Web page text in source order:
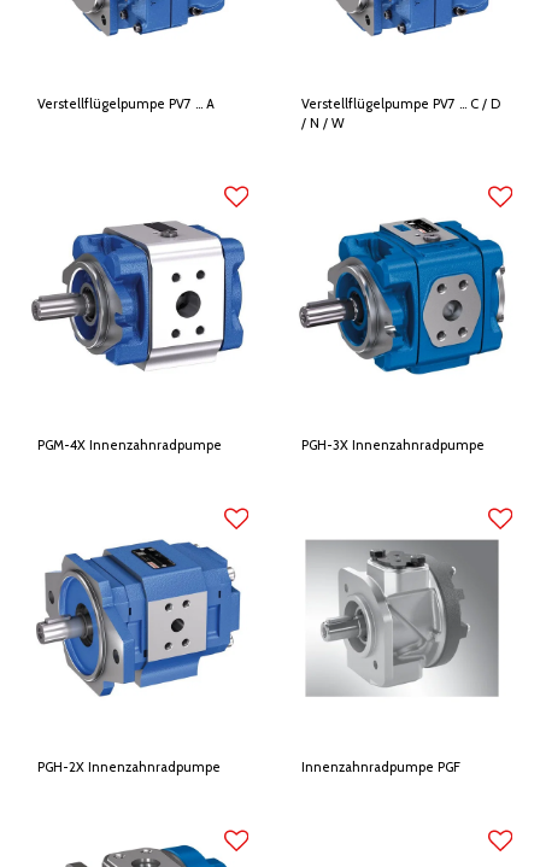
Verstellflügelpumpe PV7 ... A
Verstellflügelpumpe PV7 ... C / D
/ N / W
PGM-4X Innenzahnradpumpe PGH-3X Innenzahnradpumpe
PGH-2X Innenzahnradpumpe Innenzahnradpumpe PGF